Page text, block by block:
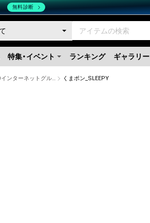
特集・イベント ランキング ギャラリー
GMOインターネットグループ公式キャラクター「くまポン」 くまポン_SLEEPY
無料診断